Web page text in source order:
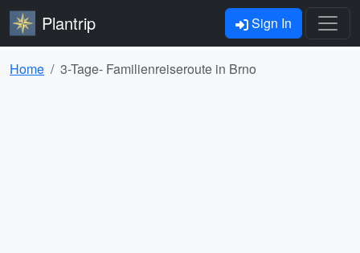
Plantrip Sign In
Home 3-Tage- Familienreiseroute in Brno